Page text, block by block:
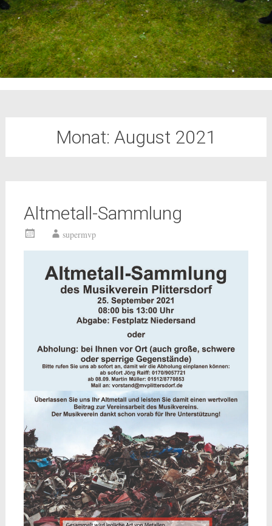
Monat: August 2021
Altmetall-Sammlung
supermvp